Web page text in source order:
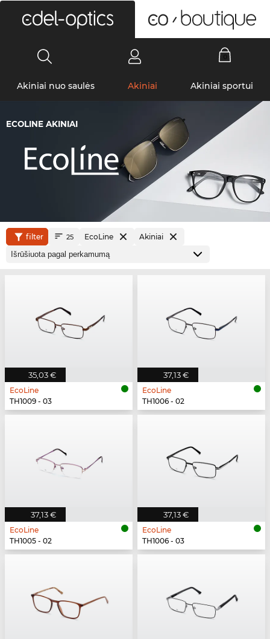
Akiniai nuo saulės Akiniai Akiniai sportui
ECOLINE AKINIAI
filter 25 EcoLine Akiniai
35,03 €
EcoLine
TH1009 - 03
37,13 €
EcoLine
TH1006 - 02
37,13 €
EcoLine
TH1005 - 02
37,13 €
EcoLine
TH1006 - 03